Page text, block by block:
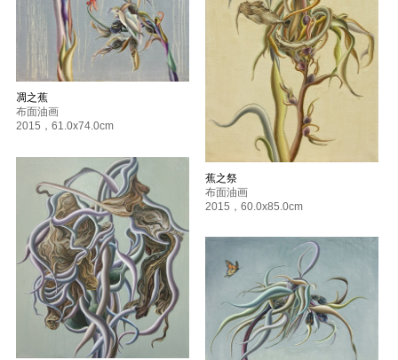
凋之蕉
布面油画
2015 ， 61.0x74.0cm
蕉之祭
布面油画
2015 ， 60.0x85.0cm